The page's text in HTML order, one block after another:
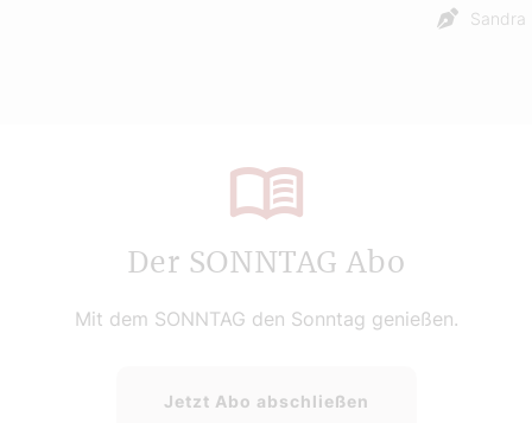
Sandra
Der SONNTAG Abo
Mit dem SONNTAG den Sonntag genießen.
Jetzt Abo abschließen